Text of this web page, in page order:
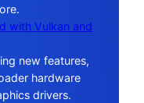
with Vulkan and
new features,
hardware
drivers.